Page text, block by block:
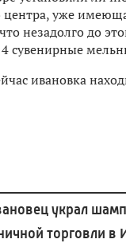
центра, уже
незадолго до
сувенирные
ивановка
украл
торговли